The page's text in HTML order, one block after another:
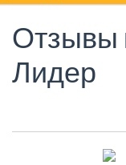
Красота Здоровье
Отзывы
Лидер